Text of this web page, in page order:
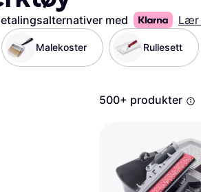
Betal i 3
Betal innen
Finansiering
Vipps
med Lær
Malekoster Rullesett
500+ produkter